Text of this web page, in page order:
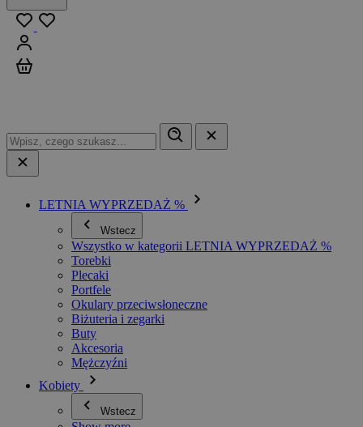
Menu
Zamknij
LETNIA WYPRZEDAŻ %
Wstecz
Wszystko w kategorii LETNIA WYPRZEDAŻ %
Torebki
Plecaki
Portfele
Okulary przeciwsłoneczne
Biżuteria i zegarki
Buty
Akcesoria
Mężczyźni
Kobiety
Wstecz